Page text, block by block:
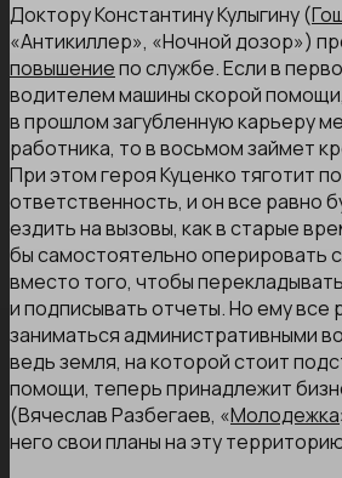
Доктору Константину Кулыгину (
«Антикиллер», «Ночной дозор»)
повышениепо службе. Если в
водителем машины скорой
в прошлом загубленную карьеру
работника, то в восьмом займет
При этом героя Куценко тяготит
ответственность, и он все равно
ездить на вызовы, как в старые
бы самостоятельно оперировать
вместо того, чтобы
и подписывать отчеты. Но ему все
заниматься административными
ведь земля, на которой стоит
помощи, теперь принадлежит
(Вячеслав Разбегаев, «Молодежка
него свои планы на эту